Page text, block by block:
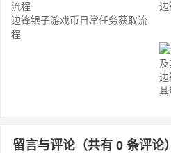
边锋银子游戏币日常任务获取流
程
边
边
其
留言与评论（共有 0 条评论）